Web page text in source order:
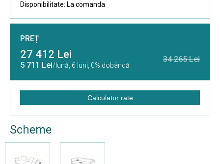
Disponibilitate: La comanda
PREȚ
27 412 Lei
5 711 Lei/lună, 6 luni, 0% dobândă
34 265 Lei
Calculator rate
Scheme